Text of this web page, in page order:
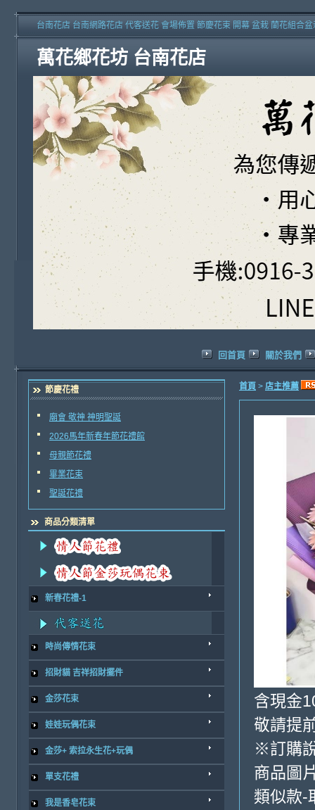
萬花鄉花坊 台南花店
台南花店 台南網路花店 代客送花 會場佈置 節慶花束 開幕 盆栽 蘭花組合
回首頁 關於我們
節慶花禮
廟會 敬神 神明聖誕
2026馬年新春年節花禮館
母親節花禮
畢業花束
聖誕花禮
商品分類清單
新春花禮-1
時尚傳情花束
招財貓 吉祥招財擺件
金莎花束
娃娃玩偶花束
金莎+ 索拉永生花+玩偶
單支花禮
我是香皂花束
首頁 > 店主推薦
含現金
敬請提
※訂購
商品圖
類似款-